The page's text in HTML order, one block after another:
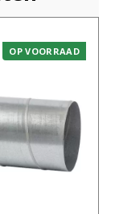
OP VOORRAAD